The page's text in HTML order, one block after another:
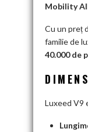
Mobility
Cu un preț
familie de
40.000 de
Luxeed V9